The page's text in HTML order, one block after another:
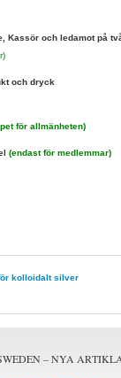
Kassör och ledamot på
och dryck
för allmänheten)
(endast för medlemmar)
kolloidalt silver
– NYA